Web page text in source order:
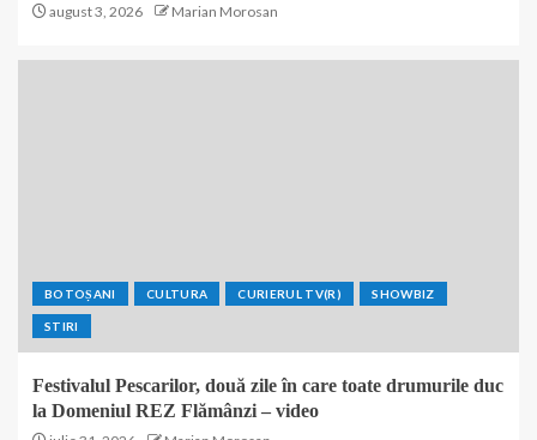
august 3, 2026 Marian Morosan
BOTOȘANI CULTURA CURIERUL TV(R) SHOWBIZ
STIRI
Festivalul Pescarilor, două zile în care toate drumurile duc
la Domeniul REZ Flămânzi – video